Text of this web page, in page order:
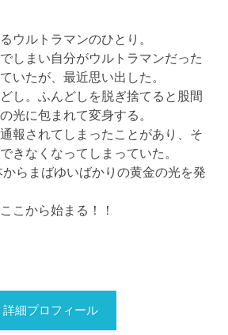
ウルトラマンのひとり。
しまい自分がウルトラマンだった
いたが、最近思い出した。
し。ふんどしを脱ぎ捨てると股間
光に包まれて変身する。
報されてしまったことがあり、そ
きなくなってしまっていた。
らまばゆいばかりの黄金の光を発
こから始まる！！
詳細プロフィール